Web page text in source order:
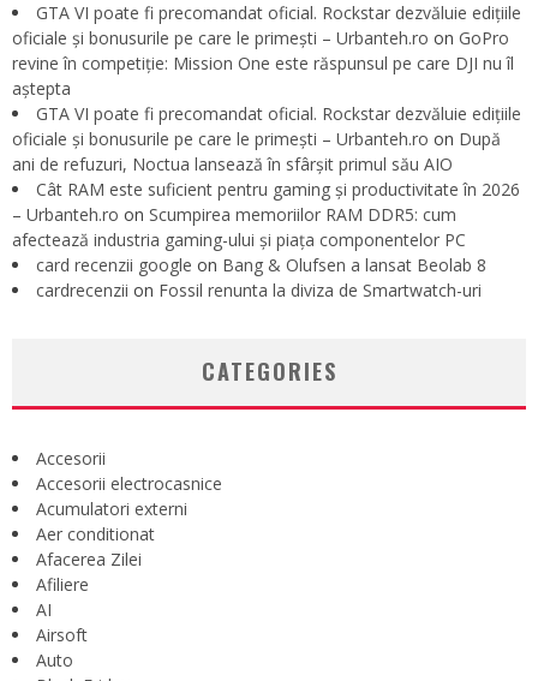
GTA VI poate fi precomandat oficial. Rockstar dezvăluie edițiile
oficiale și bonusurile pe care le primești – Urbanteh.ro on GoPro
revine în competiție: Mission One este răspunsul pe care DJI nu îl
aștepta
GTA VI poate fi precomandat oficial. Rockstar dezvăluie edițiile
oficiale și bonusurile pe care le primești – Urbanteh.ro on După
ani de refuzuri, Noctua lansează în sfârșit primul său AIO
Cât RAM este suficient pentru gaming și productivitate în 2026
– Urbanteh.ro on Scumpirea memoriilor RAM DDR5: cum
afectează industria gaming-ului și piața componentelor PC
card recenzii google on Bang & Olufsen a lansat Beolab 8
cardrecenzii on Fossil renunta la diviza de Smartwatch-uri
CATEGORIES
Accesorii
Accesorii electrocasnice
Acumulatori externi
Aer conditionat
Afacerea Zilei
Afiliere
AI
Airsoft
Auto